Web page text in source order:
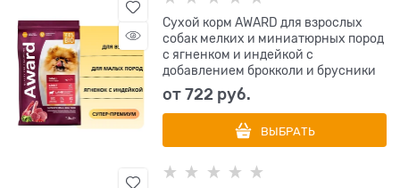
Сухой корм AWARD для взрослых
собак мелких и миниатюрных пород
с ягненком и индейкой с
добавлением брокколи и брусники
от722 руб.
ВЫБРАТЬ